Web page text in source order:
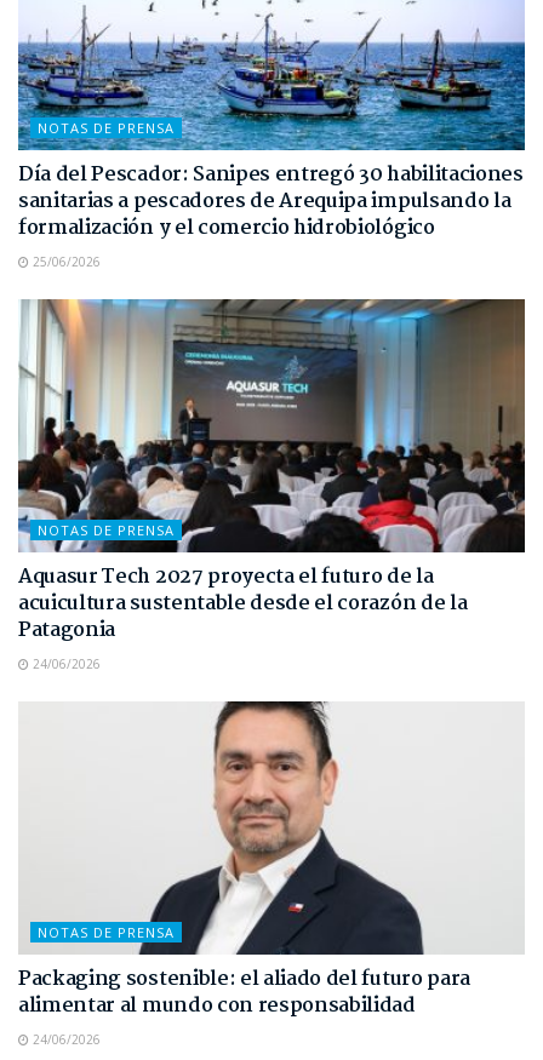
NOTAS DE PRENSA
Día del Pescador: Sanipes entregó 30 habilitaciones
sanitarias a pescadores de Arequipa impulsando la
formalización y el comercio hidrobiológico
25/06/2026
NOTAS DE PRENSA
Aquasur Tech 2027 proyecta el futuro de la
acuicultura sustentable desde el corazón de la
Patagonia
24/06/2026
NOTAS DE PRENSA
Packaging sostenible: el aliado del futuro para
alimentar al mundo con responsabilidad
24/06/2026